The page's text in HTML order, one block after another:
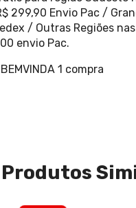
299,90 Envio Pac /
/ Outras Regiões
envio Pac.
1 compra
Produtos